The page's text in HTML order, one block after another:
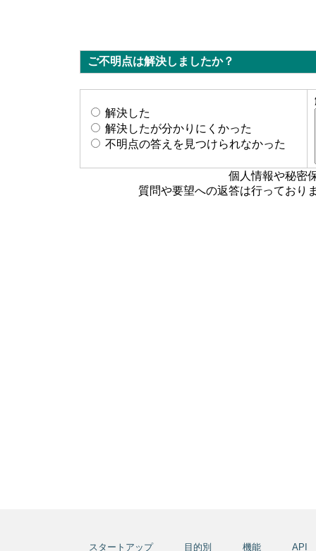
スタートアップ 目的別 機能
API